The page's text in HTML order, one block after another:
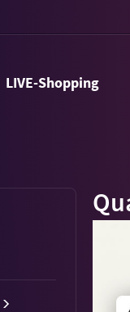
LIVE-Shopping